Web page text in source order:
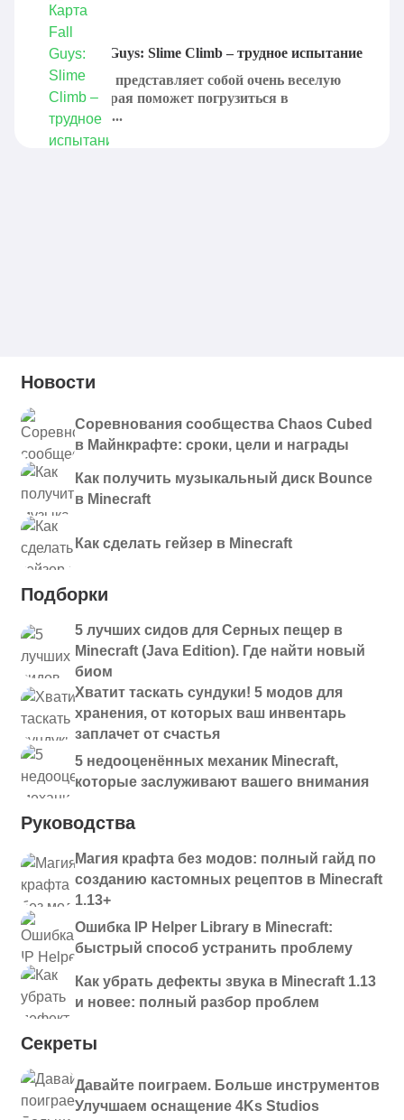
Карта Fall Guys: Slime Climb – трудное испытание
Slime Climb представляет собой очень веселую
карту, которая поможет погрузиться в
невероятно...
Новости
Соревнования сообщества Chaos Cubed
в Майнкрафте: сроки, цели и награды
Как получить музыкальный диск Bounce
в Minecraft
Как сделать гейзер в Minecraft
Подборки
5 лучших сидов для Серных пещер в
Minecraft (Java Edition). Где найти новый
биом
Хватит таскать сундуки! 5 модов для
хранения, от которых ваш инвентарь
заплачет от счастья
5 недооценённых механик Minecraft,
которые заслуживают вашего внимания
Руководства
Магия крафта без модов: полный гайд по
созданию кастомных рецептов в Minecraft
1.13+
Ошибка IP Helper Library в Minecraft:
быстрый способ устранить проблему
Как убрать дефекты звука в Minecraft 1.13
и новее: полный разбор проблем
Секреты
Давайте поиграем. Больше инструментов
Улучшаем оснащение 4Ks Studios